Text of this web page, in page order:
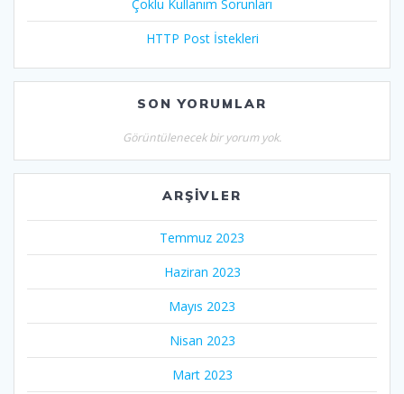
Çoklu Kullanım Sorunları
HTTP Post İstekleri
SON YORUMLAR
Görüntülenecek bir yorum yok.
ARŞIVLER
Temmuz 2023
Haziran 2023
Mayıs 2023
Nisan 2023
Mart 2023